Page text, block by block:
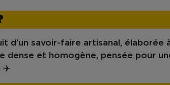
d’un savoir-faire artisanal, élaborée
dense et homogène, pensée pour
✈️